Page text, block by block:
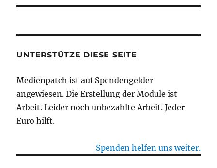
UNTERSTÜTZE DIESE SEITE
Medienpatch ist auf Spendengelder
angewiesen. Die Erstellung der Module ist
Arbeit. Leider noch unbezahlte Arbeit. Jeder
Euro hilft.
Spenden helfen uns weiter.